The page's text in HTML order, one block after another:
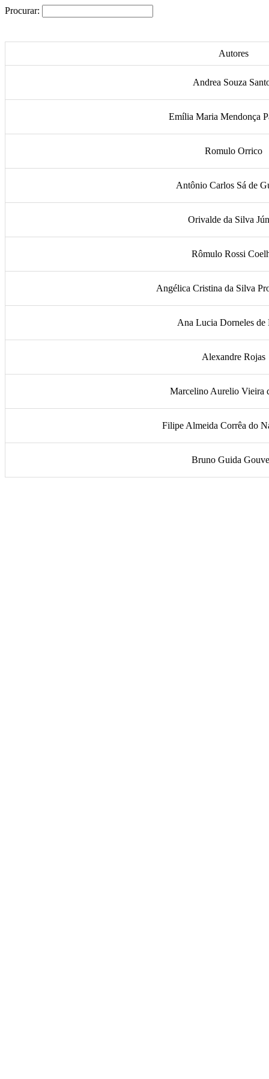
Procurar:
Autores
Andrea Souza
Emília Maria Mendonça
Romulo Orrico
Antônio Carlos Sá de
Orivalde da Silva
Rômulo Rossi
Angélica Cristina da Silva
Ana Lucia Dorneles de
Alexandre Rojas
Marcelino Aurelio Vieira
Filipe Almeida Corrêa do
Bruno Guida